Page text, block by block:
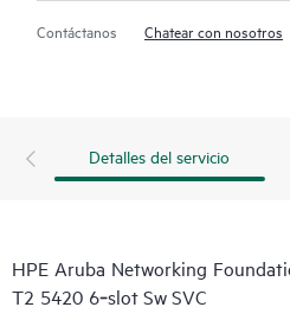
Contáctanos Chatear con nosotros
Detalles del servicio
HPE Aruba Networking
T2 5420 6‑slot Sw SVC